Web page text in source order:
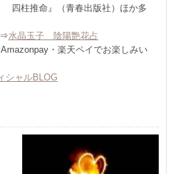
四柱推命』（青春出版社）ほか多
⇒水晶玉子 陰陽艶花占
・楽天ペイでお楽しみい
シャルBLOG